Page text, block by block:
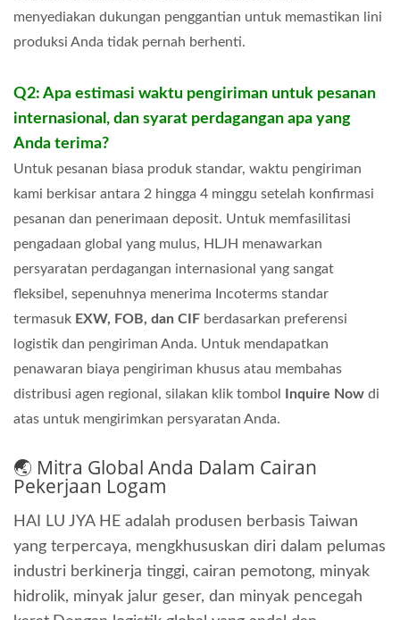
menyediakan dukungan penggantian untuk memastikan lini
produksi Anda tidak pernah berhenti.
Q2: Apa estimasi waktu pengiriman untuk pesanan
internasional, dan syarat perdagangan apa yang
Anda terima?
Untuk pesanan biasa produk standar, waktu pengiriman
kami berkisar antara 2 hingga 4 minggu setelah konfirmasi
pesanan dan penerimaan deposit. Untuk memfasilitasi
pengadaan global yang mulus, HLJH menawarkan
persyaratan perdagangan internasional yang sangat
fleksibel, sepenuhnya menerima Incoterms standar
termasuk EXW, FOB, dan CIF berdasarkan preferensi
logistik dan pengiriman Anda. Untuk mendapatkan
penawaran biaya pengiriman khusus atau membahas
distribusi agen regional, silakan klik tombol
Inquire Now di
atas untuk mengirimkan persyaratan Anda.
🌏 Mitra Global Anda Dalam Cairan
Pekerjaan Logam
HAI LU JYA HE adalah produsen berbasis Taiwan
yang terpercaya, mengkhususkan diri dalam pelumas
industri berkinerja tinggi, cairan pemotong, minyak
hidrolik, minyak jalur geser, dan minyak pencegah